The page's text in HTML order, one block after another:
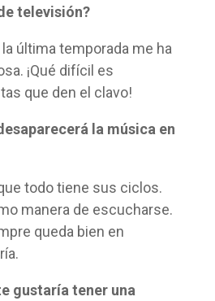
televisión?
la última temporada me ha
¡Qué difícil es
que den el clavo!
la música en
todo tiene sus ciclos.
manera de escucharse.
queda bien en
gustaría tener una